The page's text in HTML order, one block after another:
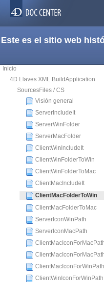
Este es el sitio web
Inicio
4D Llaves XML BuildApplication
SourcesFiles / CS
Visión general
ServerIncludeIt
ServerWinFolder
ServerMacFolder
ClientWinIncludeIt
ClientWinFolderToWin
ClientWinFolderToMac
ClientMacIncludeIt
ClientMacFolderToWin
ClientMacFolderToMac
ServerIconWinPath
ServerIconMacPath
ClientMacIconForWinPath
ClientWinIconForWinPath